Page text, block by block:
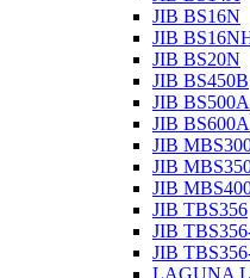
JIB BS16N
JIB
JIB BS20N
JIB BS450B
JIB BS500A
JIB BS600A
JIB
JIB
JIB
JIB TBS356
JIB
JIB
LAGUNA